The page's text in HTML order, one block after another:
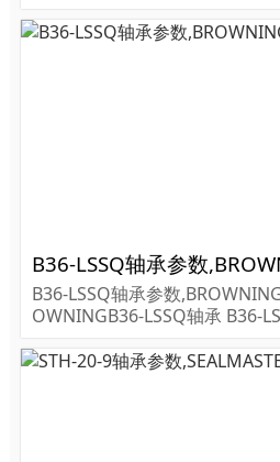
承PEB22451-H...
B36-LSSQ轴承参数
OWNINGB36-LSSQ轴承 B36-
SSQ...